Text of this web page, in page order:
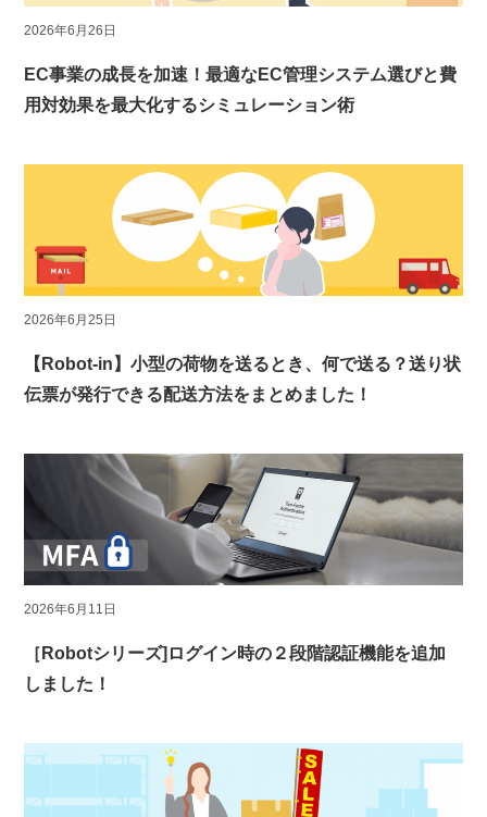
2026年6月26日
EC事業の成長を加速！最適なEC管理システム選びと費
用対効果を最大化するシミュレーション術
2026年6月25日
【Robot-in】小型の荷物を送るとき、何で送る？送り状
伝票が発行できる配送方法をまとめました！
2026年6月11日
［Robotシリーズ]ログイン時の２段階認証機能を追加
しました！